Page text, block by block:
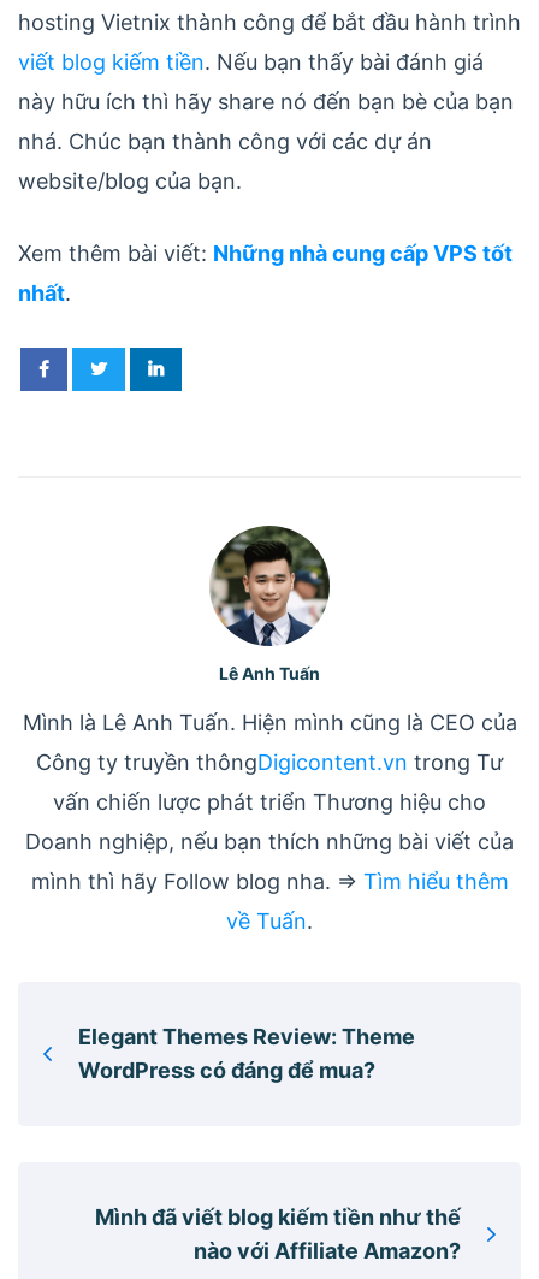
hosting Vietnix thành công để bắt đầu hành trình
viết blog kiếm tiền. Nếu bạn thấy bài đánh giá
này hữu ích thì hãy share nó đến bạn bè của bạn
nhá. Chúc bạn thành công với các dự án
website/blog của bạn.
Xem thêm bài viết: Những nhà cung cấp VPS tốt
nhất.
Lê Anh Tuấn
Mình là Lê Anh Tuấn. Hiện mình cũng là CEO của
Công ty truyền thôngDigicontent.vn trong Tư
vấn chiến lược phát triển Thương hiệu cho
Doanh nghiệp, nếu bạn thích những bài viết của
mình thì hãy Follow blog nha. => Tìm hiểu thêm
về Tuấn.
Elegant Themes Review: Theme
WordPress có đáng để mua?
Mình đã viết blog kiếm tiền như thế
nào với Affiliate Amazon?